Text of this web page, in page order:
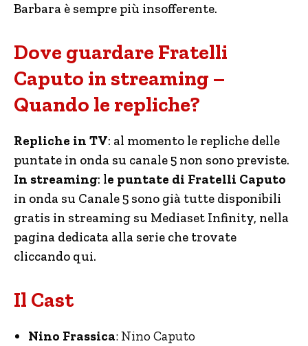
Barbara è sempre più insofferente.
Dove guardare Fratelli
Caputo in streaming –
Quando le repliche?
Repliche in TV: al momento le repliche delle
puntate in onda su canale 5 non sono previste.
In streaming: le puntate di Fratelli Caputo
in onda su Canale 5 sono già tutte disponibili
gratis in streaming su Mediaset Infinity, nella
pagina dedicata alla serie che trovate
cliccando qui.
Il Cast
Nino Frassica: Nino Caputo